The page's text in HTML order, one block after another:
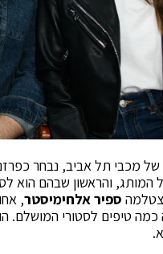
מכבי תל אביב, נבחר
המותג, והראשון שבהם הוא
ספיר אלחימיסטר,
טיפים לסטורי המושלם.